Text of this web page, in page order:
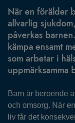
När en förälder
allvarlig
påverkas
kämpa ensamt
som arbetar i
uppmärksamma
Barn är beroende
och omsorg. När
liv får det